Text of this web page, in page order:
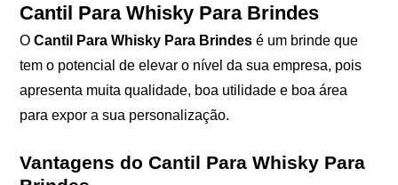
Cantil Para Whisky Para Brindes
OCantil Para Whisky Para Brindesé um brinde que
tem o potencial de elevar o nível da sua empresa, pois
apresenta muita qualidade, boa utilidade e boa área
para expor a sua personalização.
Vantagens do Cantil Para Whisky Para